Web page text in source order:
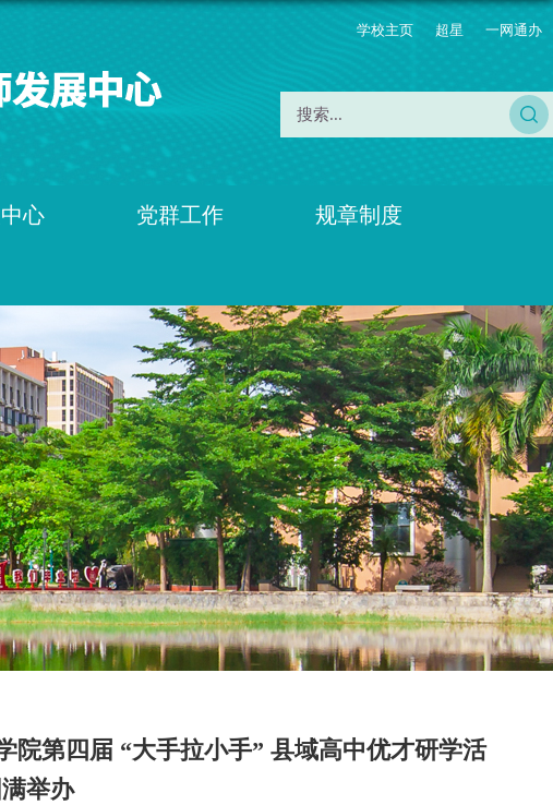
学校主页 超星 一网通办
心 党群工作 规章制度
第四届 “大手拉小手” 县域高中优才研学活
举办